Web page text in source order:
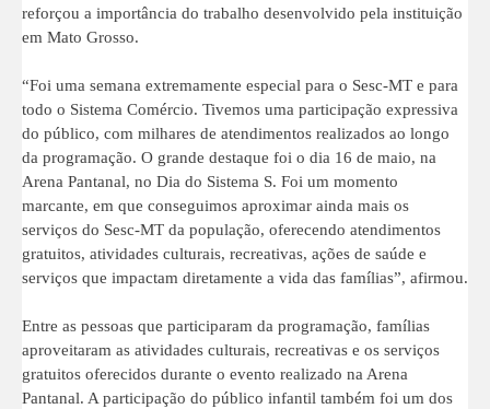
reforçou a importância do trabalho desenvolvido pela instituição
em Mato Grosso.
“Foi uma semana extremamente especial para o Sesc-MT e para
todo o Sistema Comércio. Tivemos uma participação expressiva
do público, com milhares de atendimentos realizados ao longo
da programação. O grande destaque foi o dia 16 de maio, na
Arena Pantanal, no Dia do Sistema S. Foi um momento
marcante, em que conseguimos aproximar ainda mais os
serviços do Sesc-MT da população, oferecendo atendimentos
gratuitos, atividades culturais, recreativas, ações de saúde e
serviços que impactam diretamente a vida das famílias”, afirmou.
Entre as pessoas que participaram da programação, famílias
aproveitaram as atividades culturais, recreativas e os serviços
gratuitos oferecidos durante o evento realizado na Arena
Pantanal. A participação do público infantil também foi um dos